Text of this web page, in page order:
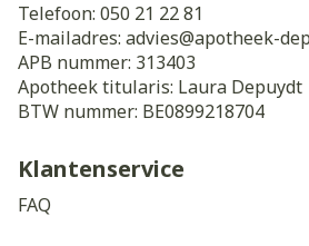
Telefoon: 050 21 22 81
E-mailadres: advies@apotheek-
APB nummer: 313403
Apotheek titularis: Laura Depuydt
BTW nummer: BE0899218704
Klantenservice
FAQ